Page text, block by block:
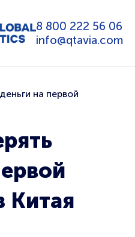
8 800 222 56 06
info@qtavia.com
на первой
Китая